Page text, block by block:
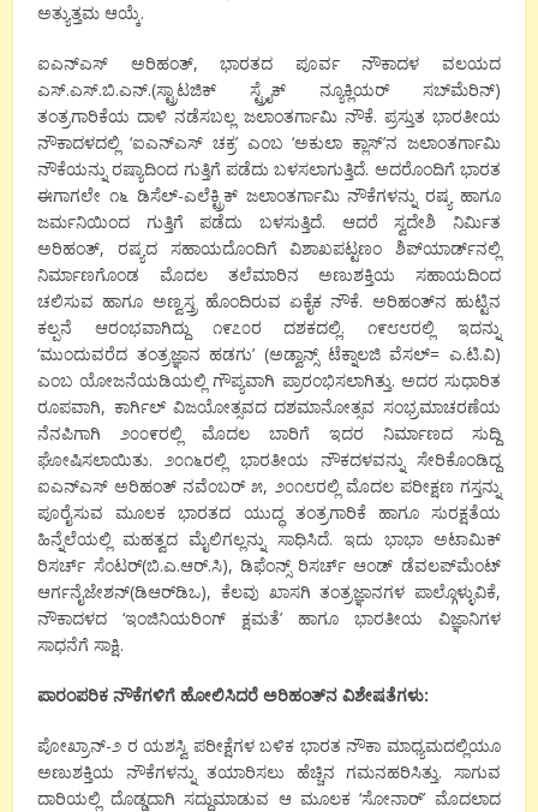
ಅತ್ಯುತ್ತಮ ಆಯ್ಕೆ.
ಐಎನ್‌ಎಸ್ ಅರಿಹಂತ್, ಭಾರತದ ಪೂರ್ವ ನೌಕಾದಳ ವಲಯದ
ಎಸ್.ಎಸ್.ಬಿ.ಎನ್.(ಸ್ಟ್ರಾಟಜಿಕ್ ಸ್ಟ್ರೈಕ್ ನ್ಯೂಕ್ಲಿಯರ್ ಸಬ್‌ಮೆರಿನ್)
ತಂತ್ರಗಾರಿಕೆಯ ದಾಳಿ ನಡೆಸಬಲ್ಲ ಜಲಾಂತರ್ಗಾಮಿ ನೌಕೆ. ಪ್ರಸ್ತುತ ಭಾರತೀಯ
ನೌಕಾದಳದಲ್ಲಿ ‘ಐಎನ್‌ಎಸ್ ಚಕ್ರ’ ಎಂಬ ‘ಅಕುಲಾ ಕ್ಲಾಸ್’ನ ಜಲಾಂತರ್ಗಾಮಿ
ನೌಕೆಯನ್ನು ರಷ್ಯಾದಿಂದ ಗುತ್ತಿಗೆ ಪಡೆದು ಬಳಸಲಾಗುತ್ತಿದೆ. ಅದರೊಂದಿಗೆ ಭಾರತ
ಈಗಾಗಲೇ ೧೬ ಡಿಸೆಲ್-ಎಲೆಕ್ಟ್ರಿಕ್ ಜಲಾಂತರ್ಗಾಮಿ ನೌಕೆಗಳನ್ನು ರಷ್ಯ ಹಾಗೂ
ಜರ್ಮನಿಯಿಂದ ಗುತ್ತಿಗೆ ಪಡೆದು ಬಳಸುತ್ತಿದೆ. ಆದರೆ ಸ್ವದೇಶಿ ನಿರ್ಮಿತ
ಅರಿಹಂತ್, ರಷ್ಯದ ಸಹಾಯದೊಂದಿಗೆ ವಿಶಾಖಪಟ್ಟಣಂ ಶಿಪ್‌ಯಾರ್ಡ್‌ನಲ್ಲಿ
ನಿರ್ಮಾಣಗೊಂಡ ಮೊದಲ ತಲೆಮಾರಿನ ಅಣುಶಕ್ತಿಯ ಸಹಾಯದಿಂದ
ಚಲಿಸುವ ಹಾಗೂ ಅಣ್ವಸ್ತ್ರ ಹೊಂದಿರುವ ಏಕೈಕ ನೌಕೆ. ಅರಿಹಂತ್‌ನ ಹುಟ್ಟಿನ
ಕಲ್ಪನೆ ಆರಂಭವಾಗಿದ್ದು ೧೯೭೦ರ ದಶಕದಲ್ಲಿ. ೧೯೮೮ರಲ್ಲಿ ಇದನ್ನು
‘ಮುಂದುವರೆದ ತಂತ್ರಜ್ಞಾನ ಹಡಗು’ (ಅಡ್ವಾನ್ಸ್ ಟೆಕ್ನಾಲಜಿ ವೆಸಲ್= ಎ.ಟಿ.ವಿ)
ಎಂಬ ಯೋಜನೆಯಡಿಯಲ್ಲಿ ಗೌಪ್ಯವಾಗಿ ಪ್ರಾರಂಭಿಸಲಾಗಿತ್ತು. ಅದರ ಸುಧಾರಿತ
ರೂಪವಾಗಿ, ಕಾರ್ಗಿಲ್ ವಿಜಯೋತ್ಸವದ ದಶಮಾನೋತ್ಸವ ಸಂಭ್ರಮಾಚರಣೆಯ
ನೆನಪಿಗಾಗಿ ೨೦೦೯ರಲ್ಲಿ ಮೊದಲ ಬಾರಿಗೆ ಇದರ ನಿರ್ಮಾಣದ ಸುದ್ದಿ
ಘೋಷಿಸಲಾಯಿತು. ೨೦೧೬ರಲ್ಲಿ ಭಾರತೀಯ ನೌಕದಳವನ್ನು ಸೇರಿಕೊಂಡಿದ್ದ
ಐಎನ್‌ಎಸ್ ಅರಿಹಂತ್ ನವೆಂಬರ್ ೫, ೨೦೧೮ರಲ್ಲಿ ಮೊದಲ ಪರೀಕ್ಷಣ ಗಸ್ತನ್ನು
ಪೂರೈಸುವ ಮೂಲಕ ಭಾರತದ ಯುದ್ಧ ತಂತ್ರಗಾರಿಕೆ ಹಾಗೂ ಸುರಕ್ಷತೆಯ
ಹಿನ್ನೆಲೆಯಲ್ಲಿ ಮಹತ್ವದ ಮೈಲಿಗಲ್ಲನ್ನು ಸಾಧಿಸಿದೆ. ಇದು ಭಾಭಾ ಅಟಾಮಿಕ್
ರಿಸರ್ಚ್ ಸೆಂಟರ್(ಬಿ.ಎ.ಆರ್.ಸಿ), ಡಿಫೆಂನ್ಸ್ ರಿಸರ್ಚ್ ಆಂಡ್ ಡೆವಲಪ್‌ಮೆಂಟ್
ಆರ್ಗನೈಜೇಶನ್(ಡಿಆರ್‌ಡಿಒ), ಕೆಲವು ಖಾಸಗಿ ತಂತ್ರಜ್ಞಾನಗಳ ಪಾಲ್ಗೊಳ್ಳುವಿಕೆ,
ನೌಕಾದಳದ ‘ಇಂಜಿನಿಯರಿಂಗ್ ಕ್ಷಮತೆ’ ಹಾಗೂ ಭಾರತೀಯ ವಿಜ್ಞಾನಿಗಳ
ಸಾಧನೆಗೆ ಸಾಕ್ಷಿ.
ಪಾರಂಪರಿಕ ನೌಕೆಗಳಿಗೆ ಹೋಲಿಸಿದರೆ ಅರಿಹಂತ್‌ನ ವಿಶೇಷತೆಗಳು:
ಪೋಖ್ರಾನ್-೨ ರ ಯಶಸ್ವಿ ಪರೀಕ್ಷೆಗಳ ಬಳಿಕ ಭಾರತ ನೌಕಾ ಮಾಧ್ಯಮದಲ್ಲಿಯೂ
ಅಣುಶಕ್ತಿಯ ನೌಕೆಗಳನ್ನು ತಯಾರಿಸಲು ಹೆಚ್ಚಿನ ಗಮನಹರಿಸಿತ್ತು. ಸಾಗುವ
ದಾರಿಯಲ್ಲಿ ದೊಡ್ಡದಾಗಿ ಸದ್ದುಮಾಡುವ ಆ ಮೂಲಕ ‘ಸೋನಾರ್’ ಮೊದಲಾದ